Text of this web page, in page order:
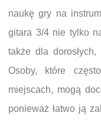
naukę gry na
gitara 3/4 nie tylko
także dla
Osoby, które
miejscach, mogą
ponieważ łatwo ją